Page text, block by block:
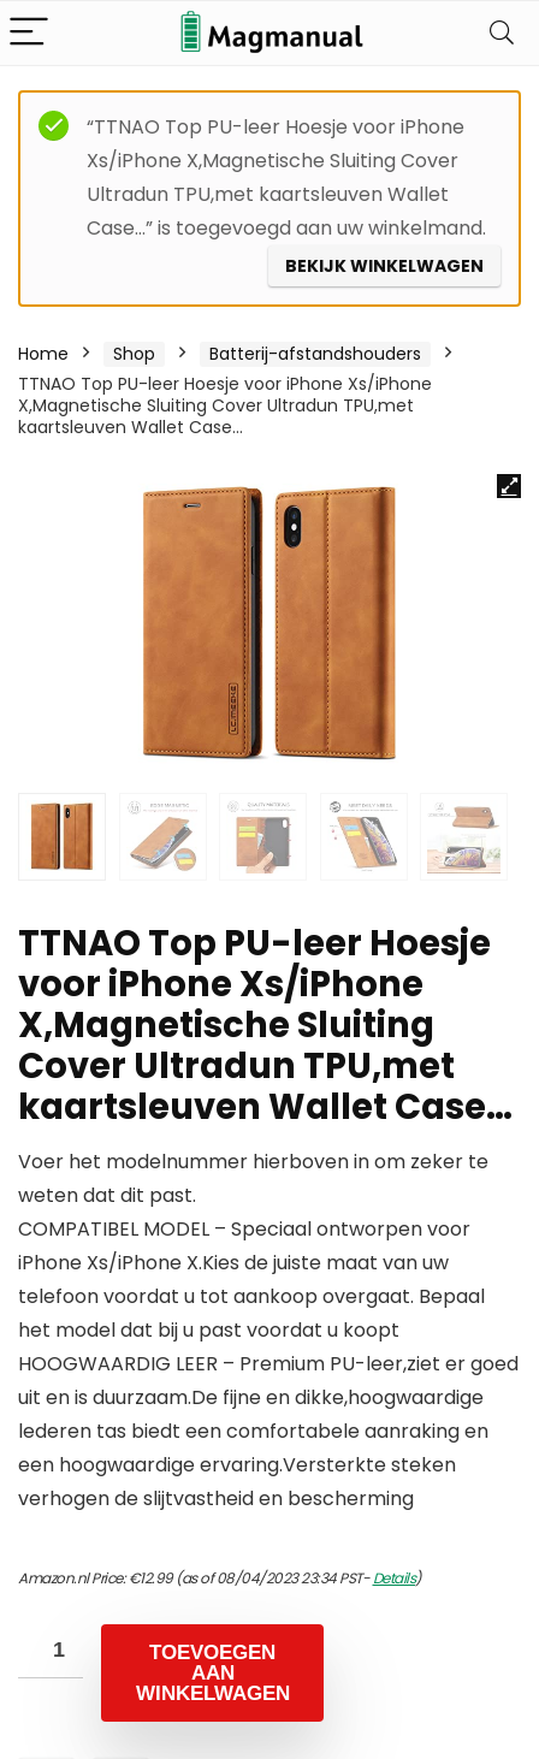
“TTNAO Top PU-leer Hoesje voor iPhone
Xs/iPhone X,Magnetische Sluiting Cover
Ultradun TPU,met kaartsleuven Wallet
Case…” is toegevoegd aan uw winkelmand.
BEKIJK WINKELWAGEN
Home Shop
Batterij-afstandshouders
TTNAO Top PU-leer Hoesje voor iPhone Xs/iPhone
X,Magnetische Sluiting Cover Ultradun TPU,met
kaartsleuven Wallet Case…
TTNAO Top PU-leer Hoesje
voor iPhone Xs/iPhone
X,Magnetische Sluiting
Cover Ultradun TPU,met
kaartsleuven Wallet Case…
Voer het modelnummer hierboven in om zeker te
weten dat dit past.
COMPATIBEL MODEL – Speciaal ontworpen voor
iPhone Xs/iPhone X.Kies de juiste maat van uw
telefoon voordat u tot aankoop overgaat. Bepaal
het model dat bij u past voordat u koopt
HOOGWAARDIG LEER – Premium PU-leer,ziet er goed
uit en is duurzaam.De fijne en dikke,hoogwaardige
lederen tas biedt een comfortabele aanraking en
een hoogwaardige ervaring.Versterkte steken
verhogen de slijtvastheid en bescherming
Amazon.nl Price:€12.99(as of 08/04/2023 23:34 PST-Details)
TOEVOEGEN
AAN
WINKELWAGEN